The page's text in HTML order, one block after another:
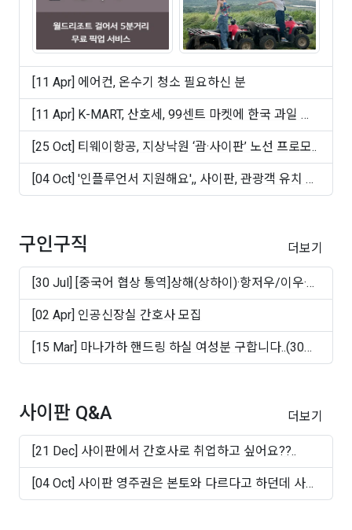
[11 Apr] 에어컨, 온수기 청소 필요하신 분
[11 Apr] K-MART, 산호세, 99센트 마켓에 한국 과일 및
빵 ..
[25 Oct] 티웨이항공, 지상낙원 ‘괌·사이판’ 노선 프로모..
[04 Oct] '인플루언서 지원해요',, 사이판, 관광객 유치 마
케..
구인구직 더보기
[30 Jul] [중국어 협상 통역]상해(상하이)·항저우/이우·
쑤..
[02 Apr] 인공신장실 간호사 모집
[15 Mar] 마나가하 핸드링 하실 여성분 구합니다..(30대
~50십..
사이판 Q&A 더보기
[21 Dec] 사이판에서 간호사로 취업하고 싶어요??..
[04 Oct] 사이판 영주권은 본토와 다르다고 하던데 사실
인가..